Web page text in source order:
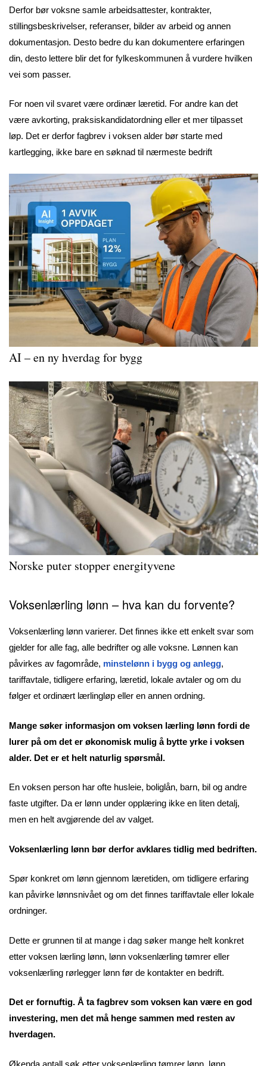
Derfor bør voksne samle arbeidsattester, kontrakter,
stillingsbeskrivelser, referanser, bilder av arbeid og annen
dokumentasjon. Desto bedre du kan dokumentere erfaringen
din, desto lettere blir det for fylkeskommunen å vurdere hvilken
vei som passer.
For noen vil svaret være ordinær læretid. For andre kan det
være avkorting, praksiskandidatordning eller et mer tilpasset
løp. Det er derfor fagbrev i voksen alder bør starte med
kartlegging, ikke bare en søknad til nærmeste bedrift
AI – en ny hverdag for bygg
Norske puter stopper energityvene
Voksenlærling lønn – hva kan du forvente?
Voksenlærling lønn varierer. Det finnes ikke ett enkelt svar som
gjelder for alle fag, alle bedrifter og alle voksne. Lønnen kan
påvirkes av fagområde, minstelønn i bygg og anlegg,
tariffavtale, tidligere erfaring, læretid, lokale avtaler og om du
følger et ordinært lærlingløp eller en annen ordning.
Mange søker informasjon om voksen lærling lønn fordi de
lurer på om det er økonomisk mulig å bytte yrke i voksen
alder. Det er et helt naturlig spørsmål.
En voksen person har ofte husleie, boliglån, barn, bil og andre
faste utgifter. Da er lønn under opplæring ikke en liten detalj,
men en helt avgjørende del av valget.
Voksenlærling lønn bør derfor avklares tidlig med bedriften.
Spør konkret om lønn gjennom læretiden, om tidligere erfaring
kan påvirke lønnsnivået og om det finnes tariffavtale eller lokale
ordninger.
Dette er grunnen til at mange i dag søker mange helt konkret
etter voksen lærling lønn, lønn voksenlærling tømrer eller
voksenlærling rørlegger lønn før de kontakter en bedrift.
Det er fornuftig. Å ta fagbrev som voksen kan være en god
investering, men det må henge sammen med resten av
hverdagen.
Økenda antall søk etter voksenlærling tømrer lønn, lønn